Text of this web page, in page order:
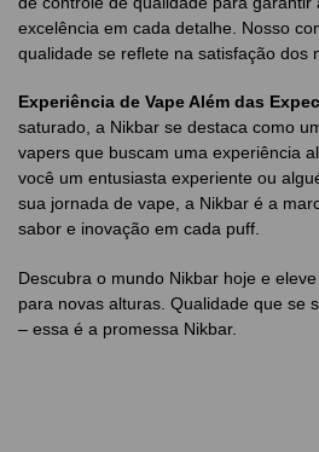
excelência em cada detalhe. Nosso
qualidade se reflete na satisfação dos
Experiência de Vape Além das
saturado, a Nikbar se destaca como
vapers que buscam uma experiência
você um entusiasta experiente ou
sua jornada de vape, a Nikbar é a
sabor e inovação em cada puff.
Descubra o mundo Nikbar hoje e
para novas alturas. Qualidade que se
– essa é a promessa Nikbar.